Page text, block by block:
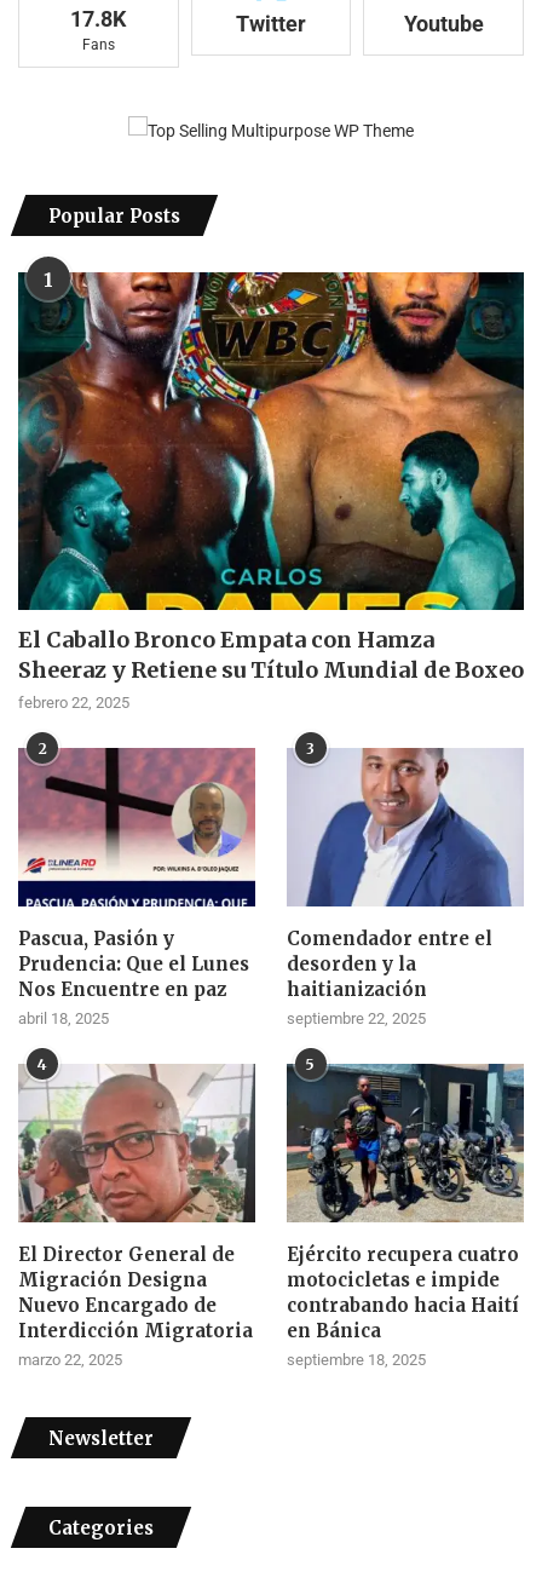
17.8K
Fans
Twitter Youtube
Popular Posts
1
El Caballo Bronco Empata con Hamza
Sheeraz y Retiene su Título Mundial de Boxeo
febrero 22, 2025
2
Pascua, Pasión y
Prudencia: Que el Lunes
Nos Encuentre en paz
abril 18, 2025
3
Comendador entre el
desorden y la
haitianización
septiembre 22, 2025
4
El Director General de
Migración Designa
Nuevo Encargado de
Interdicción Migratoria
marzo 22, 2025
5
Ejército recupera cuatro
motocicletas e impide
contrabando hacia Haití
en Bánica
septiembre 18, 2025
Newsletter
Categories